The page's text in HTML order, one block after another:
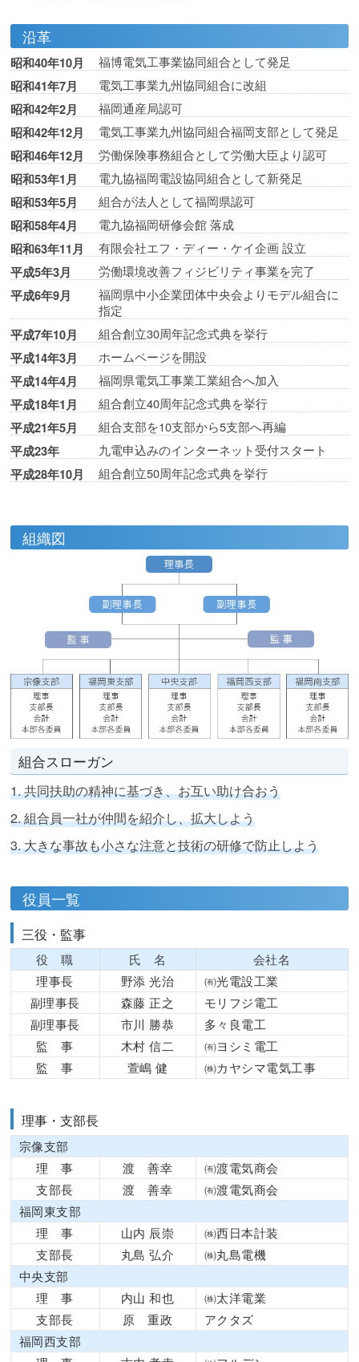
沿革
昭和40年10月 福博電気工事業協同組合として発足
昭和41年7月 電気工事業九州協同組合に改組
昭和42年2月 福岡通産局認可
昭和42年12月 電気工事業九州協同組合福岡支部として発足
昭和46年12月 労働保険事務組合として労働大臣より認可
昭和53年1月 電九協福岡電設協同組合として新発足
昭和53年5月 組合が法人として福岡県認可
昭和58年4月 電九協福岡研修会館 落成
昭和63年11月 有限会社エフ・ディー・ケイ企画 設立
平成5年3月 労働環境改善フィジビリティ事業を完了
平成6年9月
福岡県中小企業団体中央会よりモデル組合に
指定
平成7年10月 組合創立30周年記念式典を挙行
平成14年3月 ホームページを開設
平成14年4月 福岡県電気工事業工業組合へ加入
平成18年1月 組合創立40周年記念式典を挙行
平成21年5月 組合支部を10支部から5支部へ再編
平成23年 九電申込みのインターネット受付スタート
平成28年10月 組合創立50周年記念式典を挙行
組織図
組合スローガン
1. 共同扶助の精神に基づき、お互い助け合おう
2. 組合員一社が仲間を紹介し、拡大しよう
3. 大きな事故も小さな注意と技術の研修で防止しよう
役員一覧
三役・監事
役 職 氏 名
会社名
理事長
野添 光治
㈲光電設工業
副理事長
森藤 正之
モリフジ電工
副理事長
市川 勝恭
多々良電工
監 事
木村 信二
㈲ヨシミ電工
監 事
萱嶋 健 ㈱カヤシマ電気工事
理事・支部長
宗像支部
理 事
渡 善幸
㈲渡電気商会
支部長
渡 善幸
㈲渡電気商会
福岡東支部
理 事
山内 辰崇
㈱西日本計装
支部長
丸島 弘介
㈱丸島電機
中央支部
理 事
内山 和也
㈱太洋電業
支部長
原 重政
アクタズ
福岡西支部